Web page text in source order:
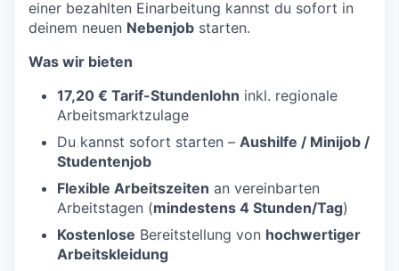
einer bezahlten Einarbeitung kannst du sofort in
deinem neuen Nebenjob starten.
Was wir bieten
17,20 € Tarif-Stundenlohn inkl. regionale
Arbeitsmarktzulage
Du kannst sofort starten – Aushilfe / Minijob /
Studentenjob
Flexible Arbeitszeiten an vereinbarten
Arbeitstagen (mindestens 4 Stunden/Tag)
Kostenlose Bereitstellung von hochwertiger
Arbeitskleidung